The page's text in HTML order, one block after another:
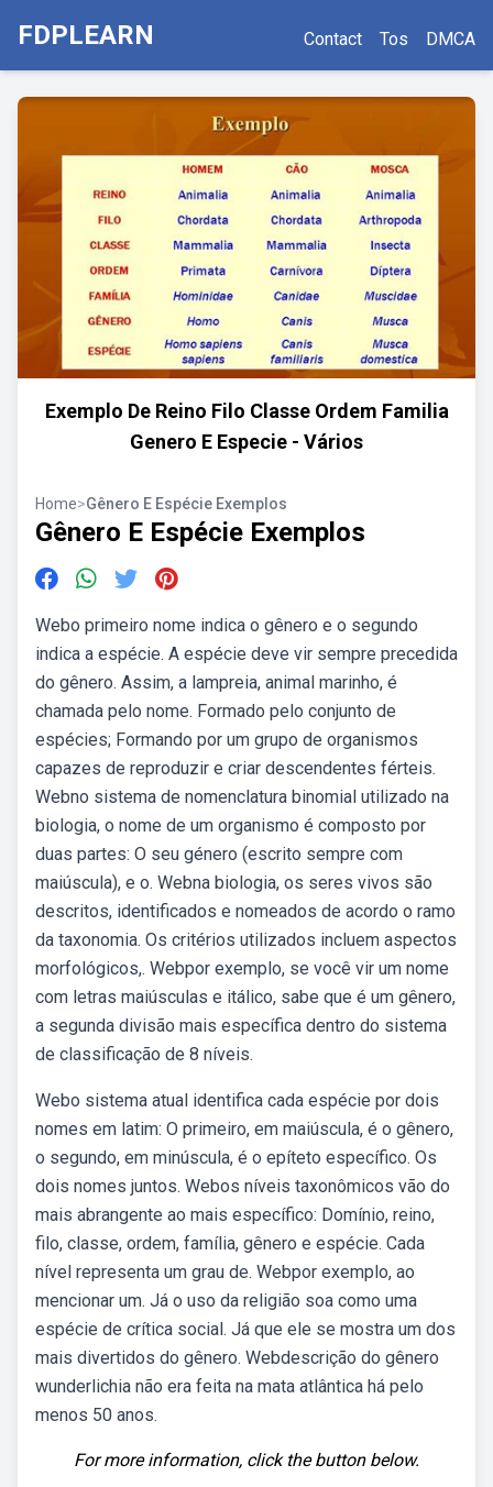
FDPLEARN Contact Tos DMCA
Exemplo De Reino Filo Classe Ordem Familia
Genero E Especie - Vários
Home>Gênero E Espécie Exemplos
Gênero E Espécie Exemplos
Webo primeiro nome indica o gênero e o segundo
indica a espécie. A espécie deve vir sempre precedida
do gênero. Assim, a lampreia, animal marinho, é
chamada pelo nome. Formado pelo conjunto de
espécies; Formando por um grupo de organismos
capazes de reproduzir e criar descendentes férteis.
Webno sistema de nomenclatura binomial utilizado na
biologia, o nome de um organismo é composto por
duas partes: O seu género (escrito sempre com
maiúscula), e o. Webna biologia, os seres vivos são
descritos, identificados e nomeados de acordo o ramo
da taxonomia. Os critérios utilizados incluem aspectos
morfológicos,. Webpor exemplo, se você vir um nome
com letras maiúsculas e itálico, sabe que é um gênero,
a segunda divisão mais específica dentro do sistema
de classificação de 8 níveis.
Webo sistema atual identifica cada espécie por dois
nomes em latim: O primeiro, em maiúscula, é o gênero,
o segundo, em minúscula, é o epíteto específico. Os
dois nomes juntos. Webos níveis taxonômicos vão do
mais abrangente ao mais específico: Domínio, reino,
filo, classe, ordem, família, gênero e espécie. Cada
nível representa um grau de. Webpor exemplo, ao
mencionar um. Já o uso da religião soa como uma
espécie de crítica social. Já que ele se mostra um dos
mais divertidos do gênero. Webdescrição do gênero
wunderlichia não era feita na mata atlântica há pelo
menos 50 anos.
For more information, click the button below.